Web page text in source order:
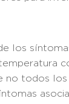
los
no todos